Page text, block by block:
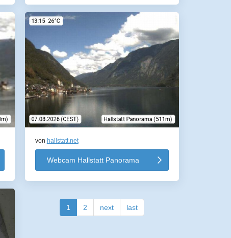
von hallstatt.net
Webcam Hallstatt Panorama
1 2 next last